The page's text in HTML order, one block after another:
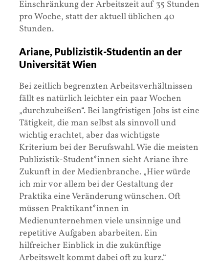
Einschränkung der Arbeitszeit auf 35 Stunden
pro Woche, statt der aktuell üblichen 40
Stunden.
Ariane, Publizistik-Studentin an der
Universität Wien
Bei zeitlich begrenzten Arbeitsverhältnissen
fällt es natürlich leichter ein paar Wochen
„durchzubeißen“. Bei langfristigen Jobs ist eine
Tätigkeit, die man selbst als sinnvoll und
wichtig erachtet, aber das wichtigste
Kriterium bei der Berufswahl. Wie die meisten
Publizistik-Student*innen sieht Ariane ihre
Zukunft in der Medienbranche. „Hier würde
ich mir vor allem bei der Gestaltung der
Praktika eine Veränderung wünschen. Oft
müssen Praktikant*innen in
Medienunternehmen viele unsinnige und
repetitive Aufgaben abarbeiten. Ein
hilfreicher Einblick in die zukünftige
Arbeitswelt kommt dabei oft zu kurz.“